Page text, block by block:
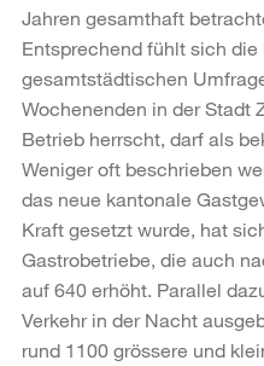
Jahren gesamthaft
Entsprechend fühlt sich
gesamtstädtischen
Wochenenden in der Stadt
Betrieb herrscht, darf als
Weniger oft beschrieben
das neue kantonale
Kraft gesetzt wurde, hat
Gastrobetriebe, die auch
auf 640 erhöht. Parallel
Verkehr in der Nacht
rund 1100 grössere und